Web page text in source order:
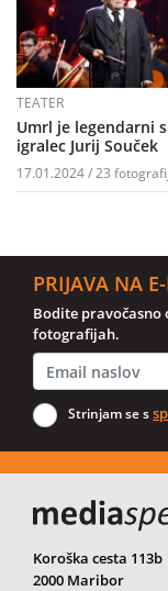
TEATER
Umrl je legendarni
igralec Jurij Souček
17.01.2024 / 23 fotografij
PRIJAVA NA
Bodite pravočasno
fotografijah.
Strinjam se s
Koroška cesta 113b
2000 Maribor